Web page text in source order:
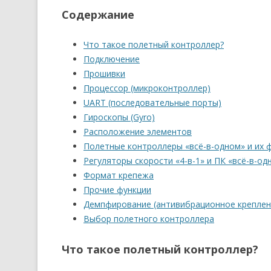
Содержание
Что такое полетный контроллер?
Подключение
Прошивки
Процессор (микроконтроллер)
UART (последовательные порты)
Гироскопы (Gyro)
Расположение элементов
Полетные контроллеры «всё-в-одном» и их
Регуляторы скорости «4-в-1» и ПК «всё-в-
Формат крепежа
Прочие функции
Демпфирование (антивибрационное
Выбор полетного контроллера
Что такое полетный контроллер?